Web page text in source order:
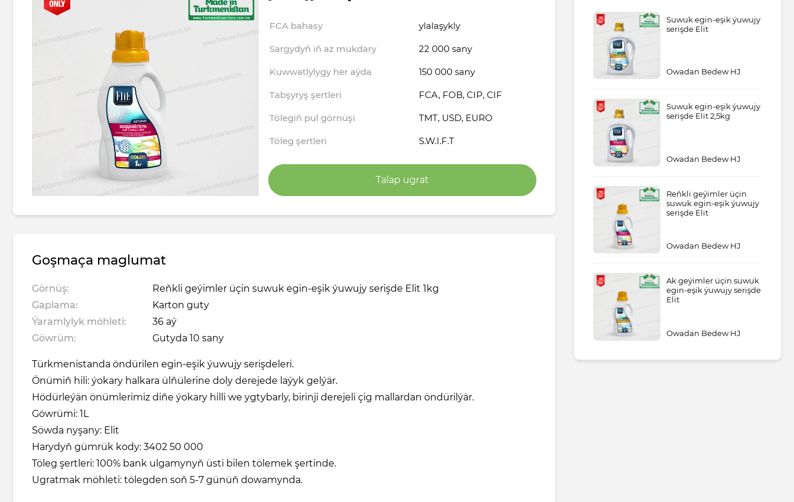
FCA bahasy ylalaşykly
Sargydyň iň az mukdary 22 000 sany
Kuwwatlylygy her aýda 150 000 sany
Tabşyryş şertleri FCA, FOB, CIP, CIF
Tölegiň pul görnüşi TMT, USD, EURO
Töleg şertleri S.W.I.F.T
Talap ugrat
Goşmaça maglumat
Görnüş:
Reňkli geýimler üçin suwuk egin-eşik ýuwujy serişde Elit 1kg
Gaplama:
Karton guty
Ýaramlylyk möhleti:
36 aý
Göwrüm:
Gutyda 10 sany
Türkmenistanda öndürilen egin-eşik ýuwujy serişdeleri.
Önümiň hili: ýokary halkara ülňülerine doly derejede laýyk gelýär.
Hödürleýän önümlerimiz diňe ýokary hilli we ygtybarly, birinji derejeli çig mallardan öndürilýär.
Göwrümi: 1L
Söwda nyşany: Elit
Harydyň gümrük kody: 3402 50 000
Töleg şertleri: 100% bank ulgamynyň üsti bilen tölemek şertinde.
Ugratmak möhleti: tölegden soň 5-7 günüň dowamynda.
Suwuk egin-eşik ýuwujy
serişde Elit
Owadan Bedew HJ
Suwuk egin-eşik ýuwujy
serişde Elit 2,5kg
Owadan Bedew HJ
Reňkli geýimler üçin
suwuk egin-eşik ýuwujy
serişde Elit
Owadan Bedew HJ
Ak geýimler üçin suwuk
egin-eşik ýuwujy serişde
Elit
Owadan Bedew HJ